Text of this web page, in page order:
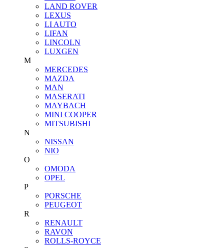
LAND ROVER
LEXUS
LI AUTO
LIFAN
LINCOLN
LUXGEN
M
MERCEDES
MAZDA
MAN
MASERATI
MAYBACH
MINI COOPER
MITSUBISHI
N
NISSAN
NIO
O
OMODA
OPEL
P
PORSCHE
PEUGEOT
R
RENAULT
RAVON
ROLLS-ROYCE